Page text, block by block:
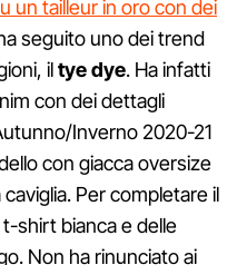
un tailleur in oro con dei
seguito uno dei trend
iltye dye. Ha infatti
con dei dettagli
Inverno 2020-21
con giacca oversize
Per completare il
shirt bianca e delle
Non ha rinunciato ai